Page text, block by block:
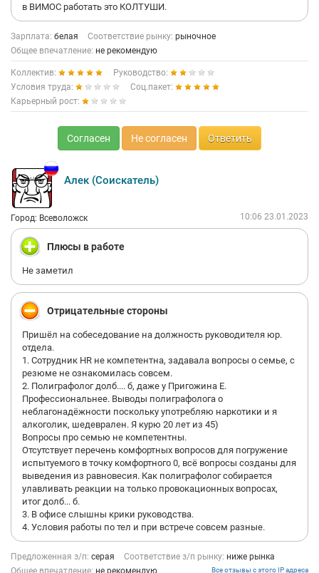
в ВИМОС работать это КОЛТУШИ.
Зарплата: белая Соответствие рынку: рыночное
Общее впечатление: не рекомендую
Коллектив:
Руководство:
Условия труда:
Соц.пакет:
Карьерный рост:
Согласен Не согласен Ответить
Алек (Соискатель)
Город: Всеволожск 10:06 23.01.2023
Плюсы в работе
Не заметил
Отрицательные стороны
Пришёл на собеседование на должность руководителя юр.
отдела.
1. Сотрудник HR не компетентна, задавала вопросы о семье, с
резюме не ознакомилась совсем.
2. Полиграфолог долб.... б, даже у Пригожина Е.
Профессиональнее. Выводы полиграфолога о
неблагонадёжности поскольку употребляю наркотики и я
алкоголик, шедеврален. Я курю 20 лет из 45)
Вопросы про семью не компетентны.
Отсутствует перечень комфортных вопросов для погружение
испытуемого в точку комфортного 0, всё вопросы созданы для
выведения из равновесия. Как полиграфолог собирается
улавливать реакции на только провокационных вопросах,
итог долб... б.
3. В офисе слышны крики руководства.
4. Условия работы по тел и при встрече совсем разные.
Предложенная з/п: серая Соответствие з/п рынку: ниже рынка
Общее впечатление: не рекомендую Все отзывы с этого IP адреса